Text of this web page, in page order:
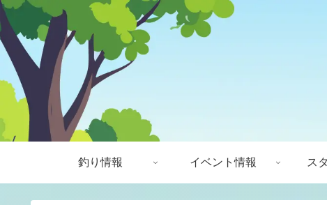
釣り情報 イベント情報 ス